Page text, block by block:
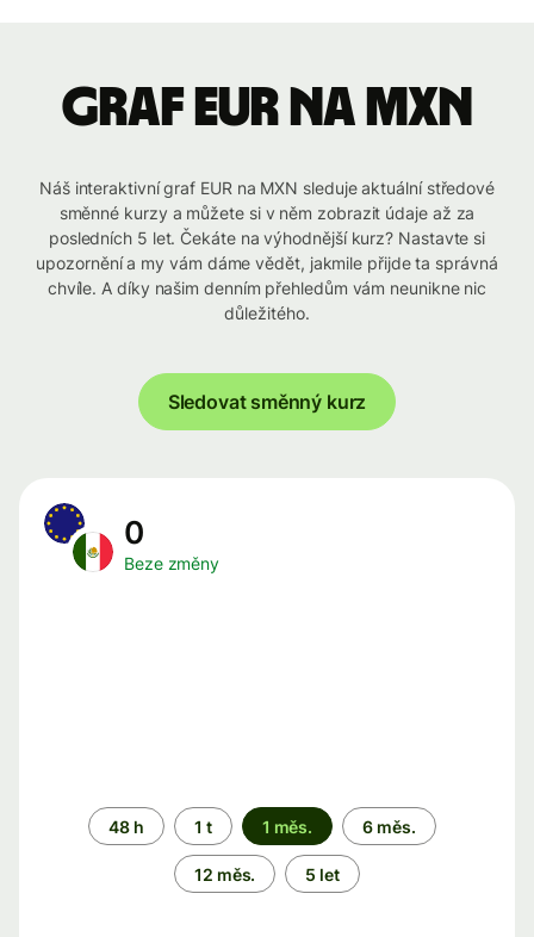
graf EUR na MXN
Náš interaktivní graf EUR na MXN sleduje aktuální středové
směnné kurzy a můžete si v něm zobrazit údaje až za
posledních 5 let. Čekáte na výhodnější kurz? Nastavte si
upozornění a my vám dáme vědět, jakmile přijde ta správná
chvíle. A díky našim denním přehledům vám neunikne nic
důležitého.
Sledovat směnný kurz
0
Beze změny
Časové
období
48 h 1 t 1 měs. 6 měs.
12 měs. 5 let